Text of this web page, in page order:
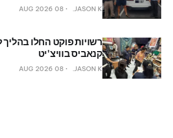
JASON K.
08 AUG 2026
רשויות פוקט החלו בהליך
קנאביס בוויצ'יט
JASON K.
08 AUG 2026